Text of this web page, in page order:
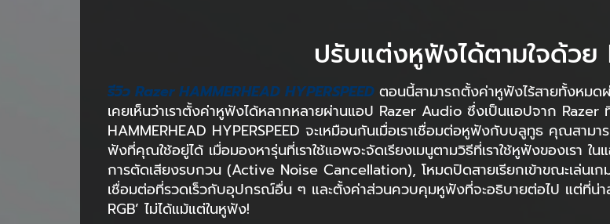
ปรับแต่งหูฟังได้ตามใจด้ว
รีวิว Razer HAMMERHEAD HYPERSPEED ตอนนี้สามารถตั้งค่าหูฟังไร้สายทั้งหม
เคยเห็นว่าเราตั้งค่าหูฟังได้หลากหลายผ่านแอป Razer Audio ซึ่งเป็นแอปจาก
HAMMERHEAD HYPERSPEED จะเหมือนกันเมื่อเราเชื่อมต่อหูฟังกับบลูทูธ คุณสา
ฟังที่คุณใช้อยู่ได้ เมื่อมองหารุ่นที่เราใช้แอพจะจัดเรียงเมนูตามวิธีที่เราใช้หูฟังของเรา
การตัดเสียงรบกวน (Active Noise Cancellation), โหมดปิดสายเรียกเข้าขณะเล่นเ
เชื่อมต่อที่รวดเร็วกับอุปกรณ์อื่น ๆ และตั้งค่าส่วนควบคุมหูฟังที่จะอธิบายต่อไป แต่ที่น่า
RGB’ ไม่ได้แม้แต่ในหูฟัง!